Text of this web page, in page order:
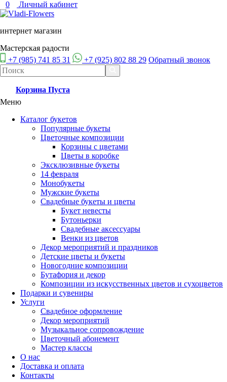
0 Личный кабинет
интернет магазин
Мастерская радости
+7 (985) 741 85 31
+7 (925) 802 88 29 Обратный звонок
Корзина Пуста
Меню
Каталог букетов
Популярные букеты
Цветочные композиции
Корзины с цветами
Цветы в коробке
Эксклюзивные букеты
14 февраля
Монобукеты
Мужские букеты
Свадебные букеты и цветы
Букет невесты
Бутоньерки
Свадебные аксессуары
Венки из цветов
Декор мероприятий и праздников
Детские цветы и букеты
Новогодние композиции
Бутафория и декор
Композиции из искусственных цветов и сухоцветов
Подарки и сувениры
Услуги
Свадебное оформление
Декор мероприятий
Музыкальное сопровождение
Цветочный абонемент
Мастер классы
О нас
Доставка и оплата
Контакты